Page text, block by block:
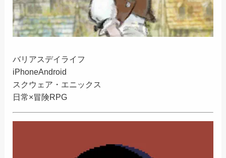
バリアスデイライフ
iPhoneAndroid
スクウェア・エニックス
日常×冒険RPG